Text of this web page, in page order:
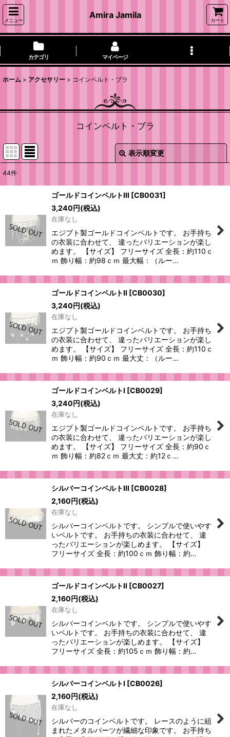
メニュー
Amira Jamila
カート
カテゴリ マイページ
ホーム > アクセサリー > コインベルト・ブラ
コインベルト・ブラ
表示順変更
絞り込む
閉じる
44件
ゴールドコインベルトIII [CB0031]
3,240円(税込)
在庫なし
エジプト製ゴールドコインベルトです。 お手持ち
の衣装に合わせて、 違ったバリエーションが楽し
めます。 【サイズ】 フリーサイズ 全長：約110ｃ
ｍ 飾り幅：約98ｃｍ 最大幅：（ルー…
ゴールドコインベルトII [CB0030]
3,240円(税込)
在庫なし
エジプト製ゴールドコインベルトです。 お手持ち
の衣装に合わせて、 違ったバリエーションが楽し
めます。 【サイズ】 フリーサイズ 全長：約110ｃ
ｍ 飾り幅：約90ｃｍ 最大丈：（ルー…
ゴールドコインベルトI [CB0029]
3,240円(税込)
在庫なし
エジプト製ゴールドコインベルトです。 お手持ち
の衣装に合わせて、 違ったバリエーションが楽し
めます。 【サイズ】 フリーサイズ 全長：約90ｃ
ｍ 飾り幅：約82ｃｍ 最大丈：約12ｃ…
シルバーコインベルトIII [CB0028]
2,160円(税込)
在庫なし
シルバーコインベルトです。 シンプルで使いやす
いベルトです。 お手持ちの衣装に合わせて、 違
ったバリエーションが楽しめます。 【サイズ】
フリーサイズ 全長：約100ｃｍ 飾り幅：約…
ゴールドコインベルトII [CB0027]
2,160円(税込)
在庫なし
シルバーコインベルトです。 シンプルで使いやす
いベルトです。 お手持ちの衣装に合わせて、 違
ったバリエーションが楽しめます。 【サイズ】
フリーサイズ 全長：約105ｃｍ 飾り幅：約…
シルバーコインベルトI [CB0026]
2,160円(税込)
在庫なし
シルバーのコインベルトです。 レースのように組
まれたメタルパーツが繊細な印象です。 お手持ち